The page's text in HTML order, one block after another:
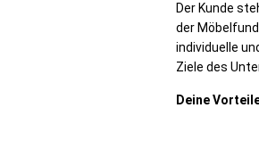
Der Kunde
der
individuelle
Ziele des
Deine